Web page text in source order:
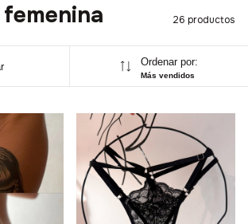
26 productos
Ordenar por:
Más vendidos